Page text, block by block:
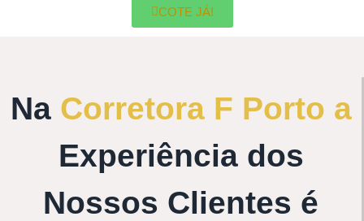
COTE JÁ!
Na Corretora F Porto a
Experiência dos
Nossos Clientes é